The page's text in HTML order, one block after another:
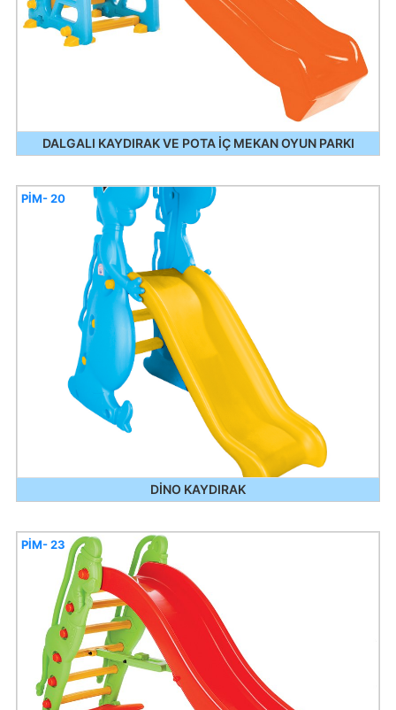
DALGALI KAYDIRAK VE POTA İÇ MEKAN OYUN PARKI
DİNO KAYDIRAK
PİM- 20
PİM- 23